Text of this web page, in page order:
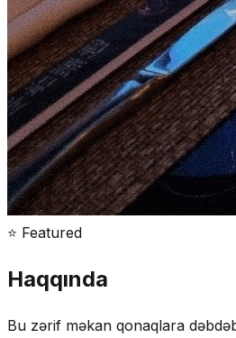
⭐ Featured
Haqqında
Bu zərif məkan qonaqlara